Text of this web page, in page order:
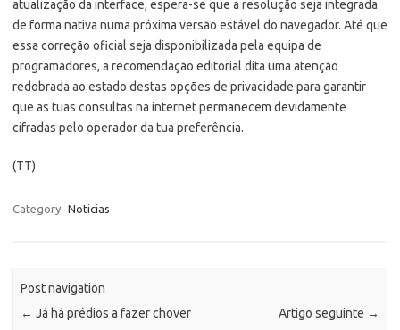
atualização da interface, espera-se que a resolução seja integrada
de forma nativa numa próxima versão estável do navegador. Até que
essa correção oficial seja disponibilizada pela equipa de
programadores, a recomendação editorial dita uma atenção
redobrada ao estado destas opções de privacidade para garantir
que as tuas consultas na internet permanecem devidamente
cifradas pelo operador da tua preferência.
(TT)
Category: Noticias
Post navigation
← Já há prédios a fazer chover
Artigo seguinte →